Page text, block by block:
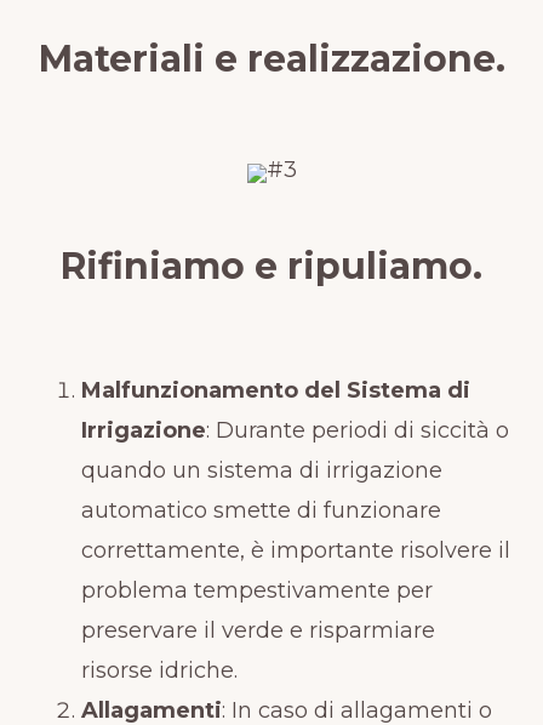
Materiali e realizzazione.
Rifiniamo e ripuliamo.
Malfunzionamento del Sistema di
Irrigazione: Durante periodi di siccità o
quando un sistema di irrigazione
automatico smette di funzionare
correttamente, è importante risolvere il
problema tempestivamente per
preservare il verde e risparmiare
risorse idriche.
Allagamenti: In caso di allagamenti o